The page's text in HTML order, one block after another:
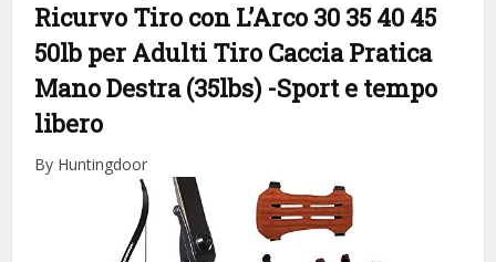
Ricurvo Tiro con L’Arco 30 35 40 45
50lb per Adulti Tiro Caccia Pratica
Mano Destra (35lbs) -Sport e tempo
libero
By Huntingdoor